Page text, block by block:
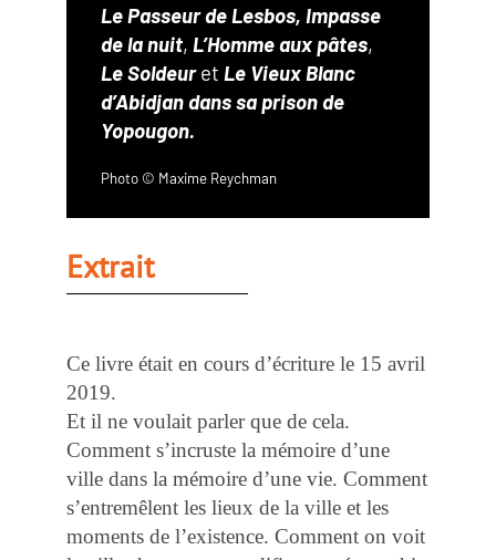
Le Passeur de Lesbos, Impasse
de la nuit, L’Homme aux pâtes,
Le Soldeuret Le Vieux Blanc
d’Abidjan dans sa prison de
Yopougon.
Photo © Maxime Reychman
Extrait
Ce livre était en cours d’écriture le 15 avril
2019.
Et il ne voulait parler que de cela.
Comment s’incruste la mémoire d’une
ville dans la mémoire d’une vie. Comment
s’entremêlent les lieux de la ville et les
moments de l’existence. Comment on voit